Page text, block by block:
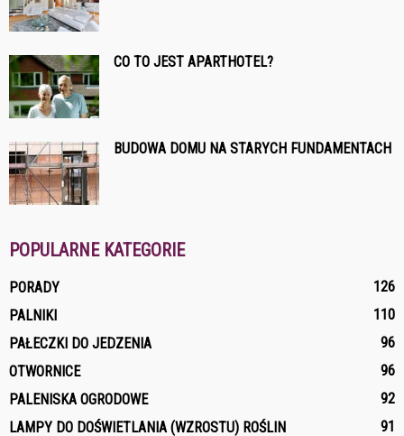
CO TO JEST APARTHOTEL?
BUDOWA DOMU NA STARYCH FUNDAMENTACH
POPULARNE KATEGORIE
PORADY
126
PALNIKI
110
PAŁECZKI DO JEDZENIA
96
OTWORNICE
96
PALENISKA OGRODOWE
92
LAMPY DO DOŚWIETLANIA (WZROSTU) ROŚLIN
91